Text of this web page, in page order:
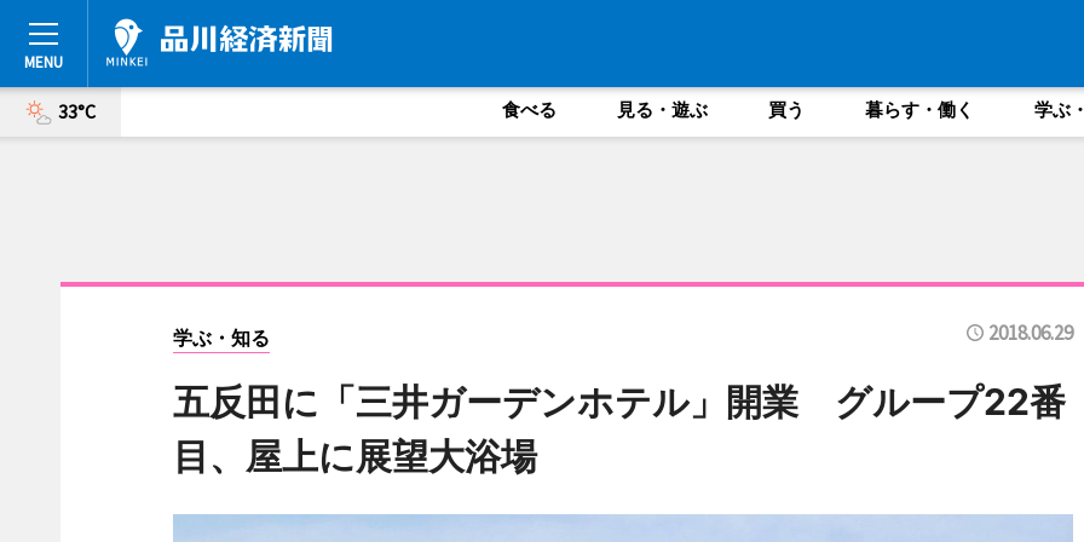
33°C 食べる 見る・遊ぶ 買う 暮らす・働く 学ぶ
学ぶ・知る 2018.06.29
五反田に「三井ガーデンホテル」開業 グループ22番
目、屋上に展望大浴場